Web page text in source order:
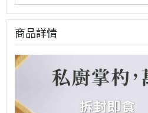
商品詳情